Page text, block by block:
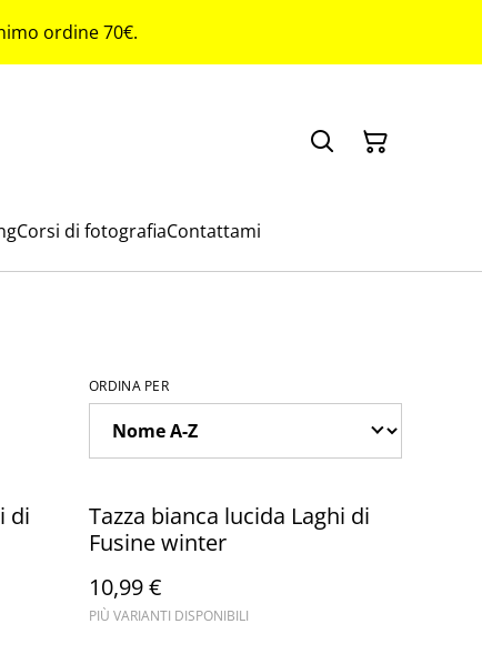
ordine 70€.
Corsi di fotografiaContattami
ORDINA PER
di
Tazza bianca lucida Laghi di
Fusine winter
10,99 €
PIÙ VARIANTI DISPONIBILI